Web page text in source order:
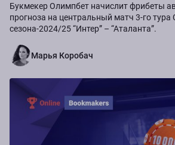
Букмекер Олимпбет начислит фрибеты
прогноза на центральный матч 3-го тура
сезона-2024/25 “Интер” – “Аталанта”.
Марья Коробач